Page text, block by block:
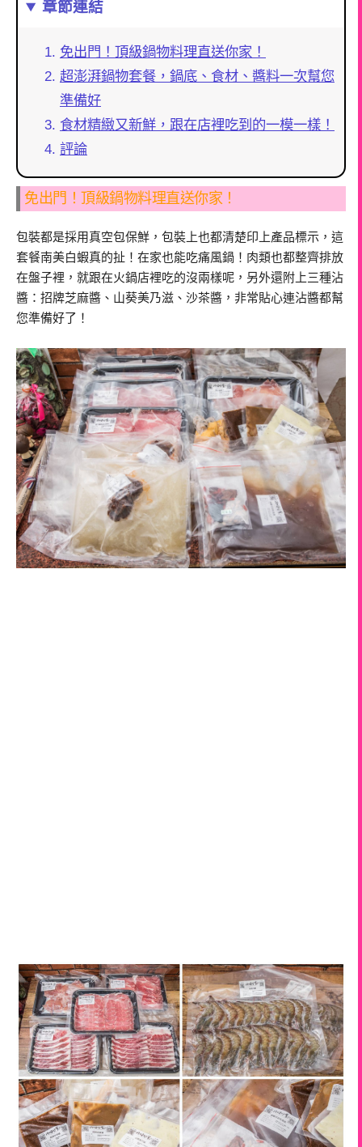
章節連結
免出門！頂級鍋物料理直送你家！
超澎湃鍋物套餐，鍋底、食材、醬料一次幫您
準備好
食材精緻又新鮮，跟在店裡吃到的一模一樣！
評論
免出門！頂級鍋物料理直送你家！
包裝都是採用真空包保鮮，包裝上也都清楚印上產品標示，這
套餐南美白蝦真的扯！在家也能吃痛風鍋！肉類也都整齊排放
在盤子裡，就跟在火鍋店裡吃的沒兩樣呢，另外還附上三種沾
醬：招牌芝麻醬、山葵美乃滋、沙茶醬，非常貼心連沾醬都幫
您準備好了！